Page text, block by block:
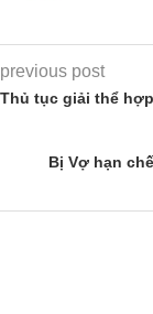
previous post
Thủ tục giải thể
Bị Vợ hạn